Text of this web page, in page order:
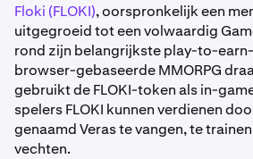
Floki (FLOKI), oorspronkelijk een
uitgegroeid tot een volwaardig
rond zijn belangrijkste play-to-
browser-gebaseerde MMORPG
gebruikt de FLOKI-token als in-
spelers FLOKI kunnen verdienen
genaamd Veras te vangen, te
vechten.